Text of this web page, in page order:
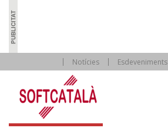
Notícies Esdeveniments